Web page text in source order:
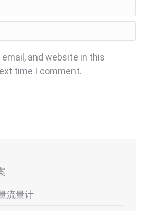
email, and website in this
time I comment.
流量计